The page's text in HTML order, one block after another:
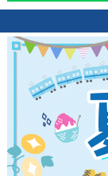
ランキング
ブログ記事
サイトについて